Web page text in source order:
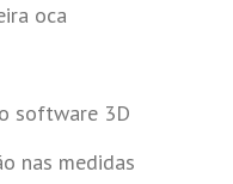
oca
software 3D
nas medidas